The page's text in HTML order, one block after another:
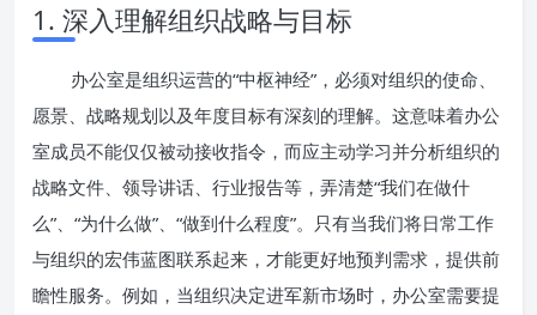
1. 深入理解组织战略与目标
办公室是组织运营的“中枢神经”，必须对组织的使命、
愿景、战略规划以及年度目标有深刻的理解。这意味着办公
室成员不能仅仅被动接收指令，而应主动学习并分析组织的
战略文件、领导讲话、行业报告等，弄清楚“我们在做什
么”、“为什么做”、“做到什么程度”。只有当我们将日常工作
与组织的宏伟蓝图联系起来，才能更好地预判需求，提供前
瞻性服务。例如，当组织决定进军新市场时，办公室需要提